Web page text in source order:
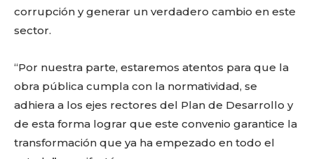
corrupción y generar un verdadero cambio en este
sector.
“Por nuestra parte, estaremos atentos para que la
obra pública cumpla con la normatividad, se
adhiera a los ejes rectores del Plan de Desarrollo y
de esta forma lograr que este convenio garantice la
transformación que ya ha empezado en todo el